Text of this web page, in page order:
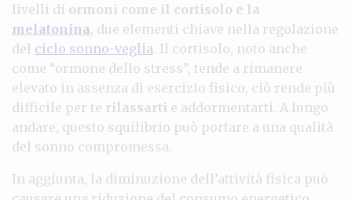
livelli di ormoni come il cortisolo e la
melatonina, due elementi chiave nella regolazione
del ciclo sonno-veglia. Il cortisolo, noto anche
come “ormone dello stress”, tende a rimanere
elevato in assenza di esercizio fisico, ciò rende più
difficile per te rilassarti e addormentarti. A lungo
andare, questo squilibrio può portare a una qualità
del sonno compromessa.
In aggiunta, la diminuzione dell’attività fisica può